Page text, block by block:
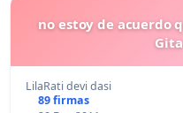
no estoy de acuerdo
LilaRati devi dasi
89 firmas